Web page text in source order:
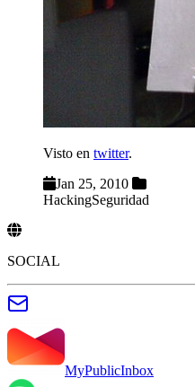
Visto en twitter.
Jan 25, 2010
HackingSeguridad
SOCIAL
MyPublicInbox